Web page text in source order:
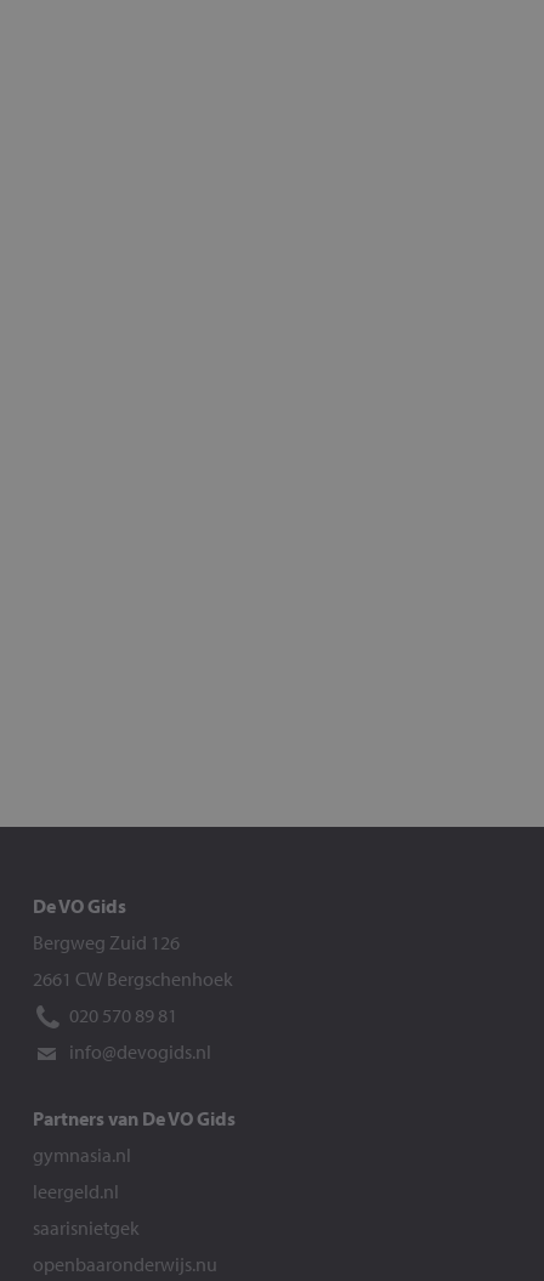
De VO Gids
Bergweg Zuid 126
2661 CW Bergschenhoek
020 570 89 81
info@devogids.nl
Partners van De VO Gids
gymnasia.nl
leergeld.nl
saarisnietgek
openbaaronderwijs.nu